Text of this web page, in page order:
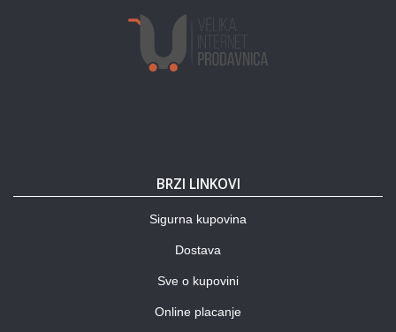
BRZI LINKOVI
Sigurna kupovina
Dostava
Sve o kupovini
Online placanje